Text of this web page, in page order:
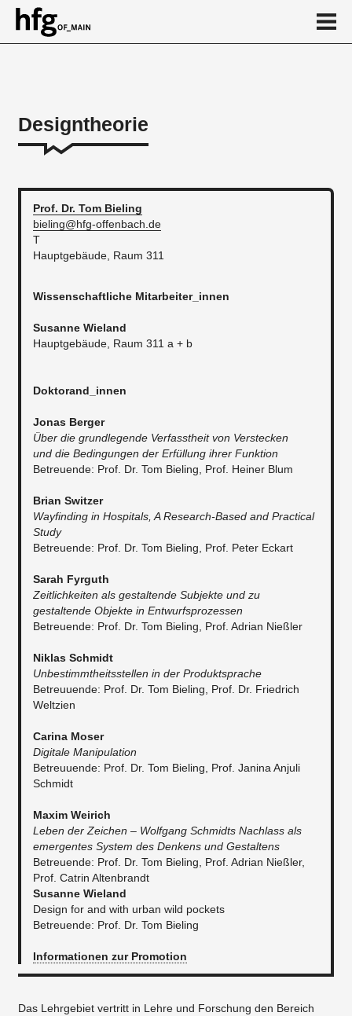
Über
Kalender
News
Designtheorie
Prof. Dr. Tom Bieling
bieling@hfg-offenbach.de
T
Hauptgebäude, Raum 311
Wissenschaftliche Mitarbeiter_innen
​Susanne Wieland
Hauptgebäude, Raum 311 a + b
Doktorand_innen
Jonas Berger
Über die grundlegende Verfasstheit von Verstecken
und die Bedingungen der Erfüllung ihrer Funktion
Betreuende: Prof. Dr. Tom Bieling, Prof. Heiner Blum
Brian Switzer
Wayfinding in Hospitals, A Research-Based and Practical
Study
Betreuende: Prof. Dr. Tom Bieling, Prof. Peter Eckart
Sarah Fyrguth
Zeitlichkeiten als gestaltende Subjekte und zu
gestaltende Objekte in Entwurfsprozessen
Betreuende: Prof. Dr. Tom Bieling, Prof. Adrian Nießler
Niklas Schmidt
Unbestimmtheitsstellen in der Produktsprache
​Betreuuende: Prof. Dr. Tom Bieling, Prof. Dr. Friedrich
Weltzien
​Carina Moser
Digitale Manipulation
​Betreuuende: Prof. Dr. Tom Bieling, Prof. Janina Anjuli
Schmidt
Maxim Weirich
Leben der Zeichen – Wolfgang Schmidts Nachlass als
emergentes System des Denkens und Gestaltens​​​
Betreuende: Prof. Dr. Tom Bieling, Prof. Adrian Nießler,
Prof. Catrin Altenbrandt
​Susanne Wieland
Design for and with urban wild pockets
Betreuende: Prof. Dr. Tom Bieling
Informationen zur Promotion
Das Lehrgebiet vertritt in Lehre und Forschung den Bereich